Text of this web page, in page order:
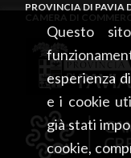
Questo
esperienza
e i cookie
già stati
cookie,
PROVINCIA DI PAVIA
CAMERA DI